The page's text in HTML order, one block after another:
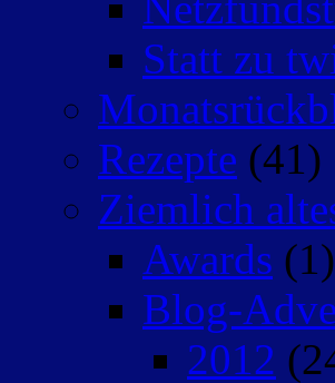
Statt zu
Rezepte (41)
Ziemlich
Awards (1)
Blog-
2012